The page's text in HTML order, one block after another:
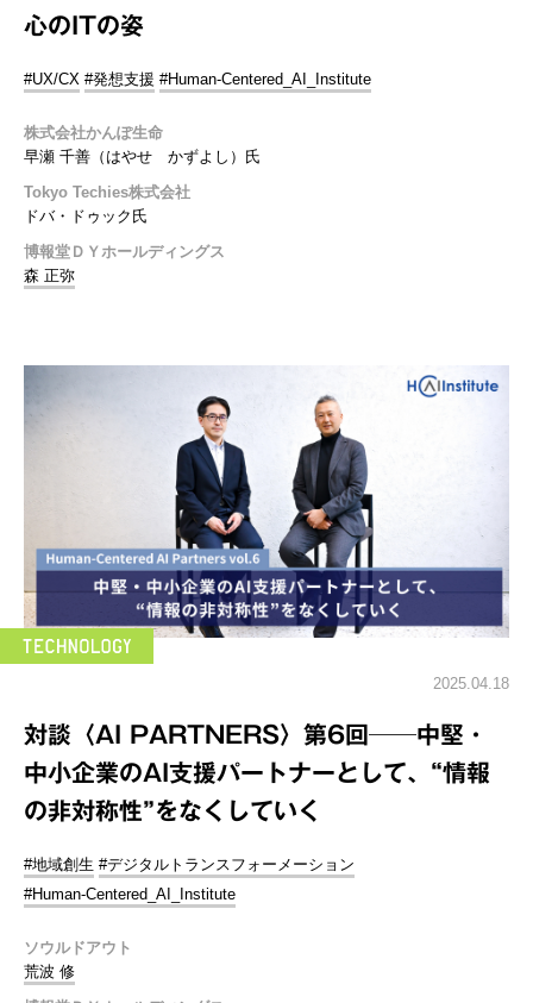
心のITの姿
#UX/CX #発想支援 #Human-Centered_AI_Institute
株式会社かんぽ生命
早瀬 千善（はやせ かずよし）氏
Tokyo Techies株式会社
ドバ・ドゥック氏
博報堂ＤＹホールディングス
森 正弥
2025.04.18
対談〈AI PARTNERS〉第6回──中堅・
中小企業のAI支援パートナーとして、“情報
の非対称性”をなくしていく
#地域創生 #デジタルトランスフォーメーション
#Human-Centered_AI_Institute
ソウルドアウト
荒波 修